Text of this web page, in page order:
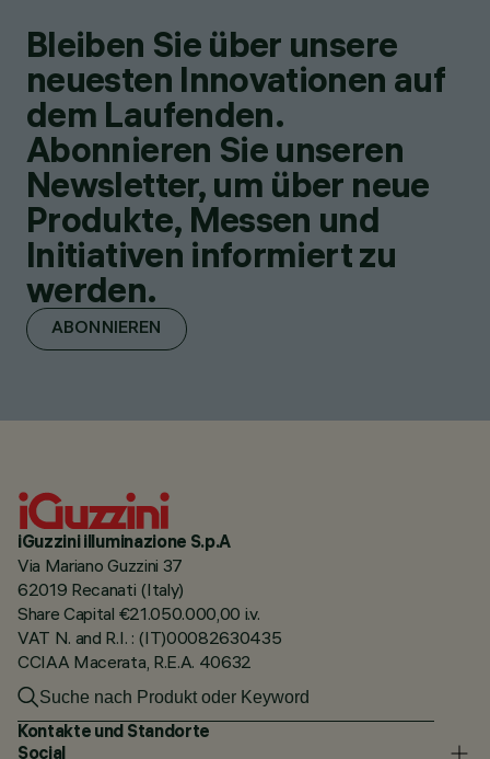
Bleiben Sie über unsere
neuesten Innovationen auf
dem Laufenden.
Abonnieren Sie unseren
Newsletter, um über neue
Produkte, Messen und
Initiativen informiert zu
werden.
ABONNIEREN
iGuzzini illuminazione S.p.A
Via Mariano Guzzini 37
62019 Recanati (Italy)
Share Capital €21.050.000,00 i.v.
VAT N. and R.I. : (IT)00082630435
CCIAA Macerata, R.E.A. 40632
Kontakte und Standorte
Social